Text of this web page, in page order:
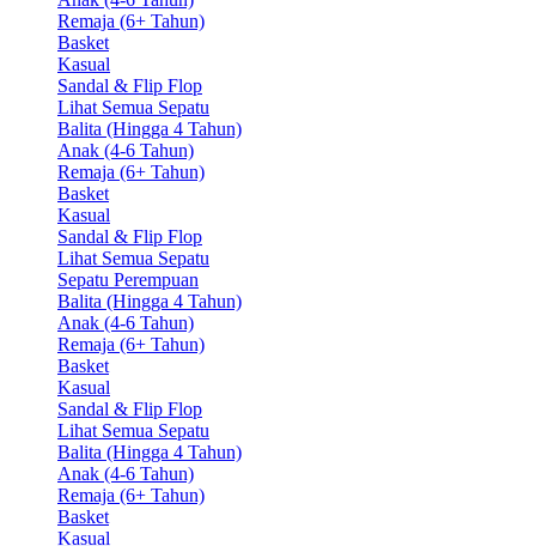
Remaja (6+ Tahun)
Basket
Kasual
Sandal & Flip Flop
Lihat Semua Sepatu
Balita (Hingga 4 Tahun)
Anak (4-6 Tahun)
Remaja (6+ Tahun)
Basket
Kasual
Sandal & Flip Flop
Lihat Semua Sepatu
Sepatu Perempuan
Balita (Hingga 4 Tahun)
Anak (4-6 Tahun)
Remaja (6+ Tahun)
Basket
Kasual
Sandal & Flip Flop
Lihat Semua Sepatu
Balita (Hingga 4 Tahun)
Anak (4-6 Tahun)
Remaja (6+ Tahun)
Basket
Kasual